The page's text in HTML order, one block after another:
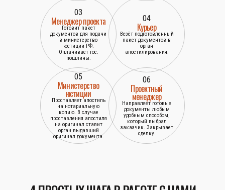
03
Менеджер проекта
Готовит пакет
документов для подачи
в министерство
юстиции РФ.
Оплачивает гос.
пошлины.
04
Курьер
Везёт подготовленный
пакет документов в
орган
апостилирования.
05
Министерство
юстиции
Проставляет апостиль
на нотариальную
копию. В случае
проставления апостиля
на оригинал ставит
орган выдавший
оригинал документа.
06
Проектный
менеджер
Направляет готовые
документы любым
удобным способом,
который выбрал
заказчик. Закрывает
сделку.